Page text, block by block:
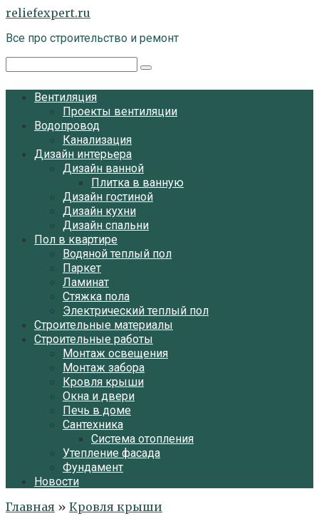
Перейти
контенту
reliefexpert.ru
Все про строительство и ремонт
Вентиляция
Проекты вентиляции
Водопровод
Канализация
Дизайн интерьера
Дизайн ванной
Плитка в ванную
Дизайн гостиной
Дизайн кухни
Дизайн спальни
Пол в квартире
Водяной теплый пол
Паркет
Ламинат
Стяжка пола
Электрический теплый пол
Строительные материалы
Строительные работы
Монтаж освещения
Монтаж забора
Кровля крыши
Окна и двери
Печь в доме
Сантехника
Система отопления
Утепление фасада
Фундамент
Новости
Главная » Кровля крыши